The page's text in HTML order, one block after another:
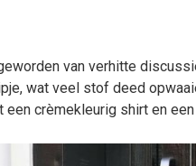
van verhitte
wat veel stof deed
crèmekleurig shirt en een